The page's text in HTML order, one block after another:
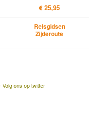
€ 25,95
Reisgidsen
Zijderoute
Volg ons op twitter